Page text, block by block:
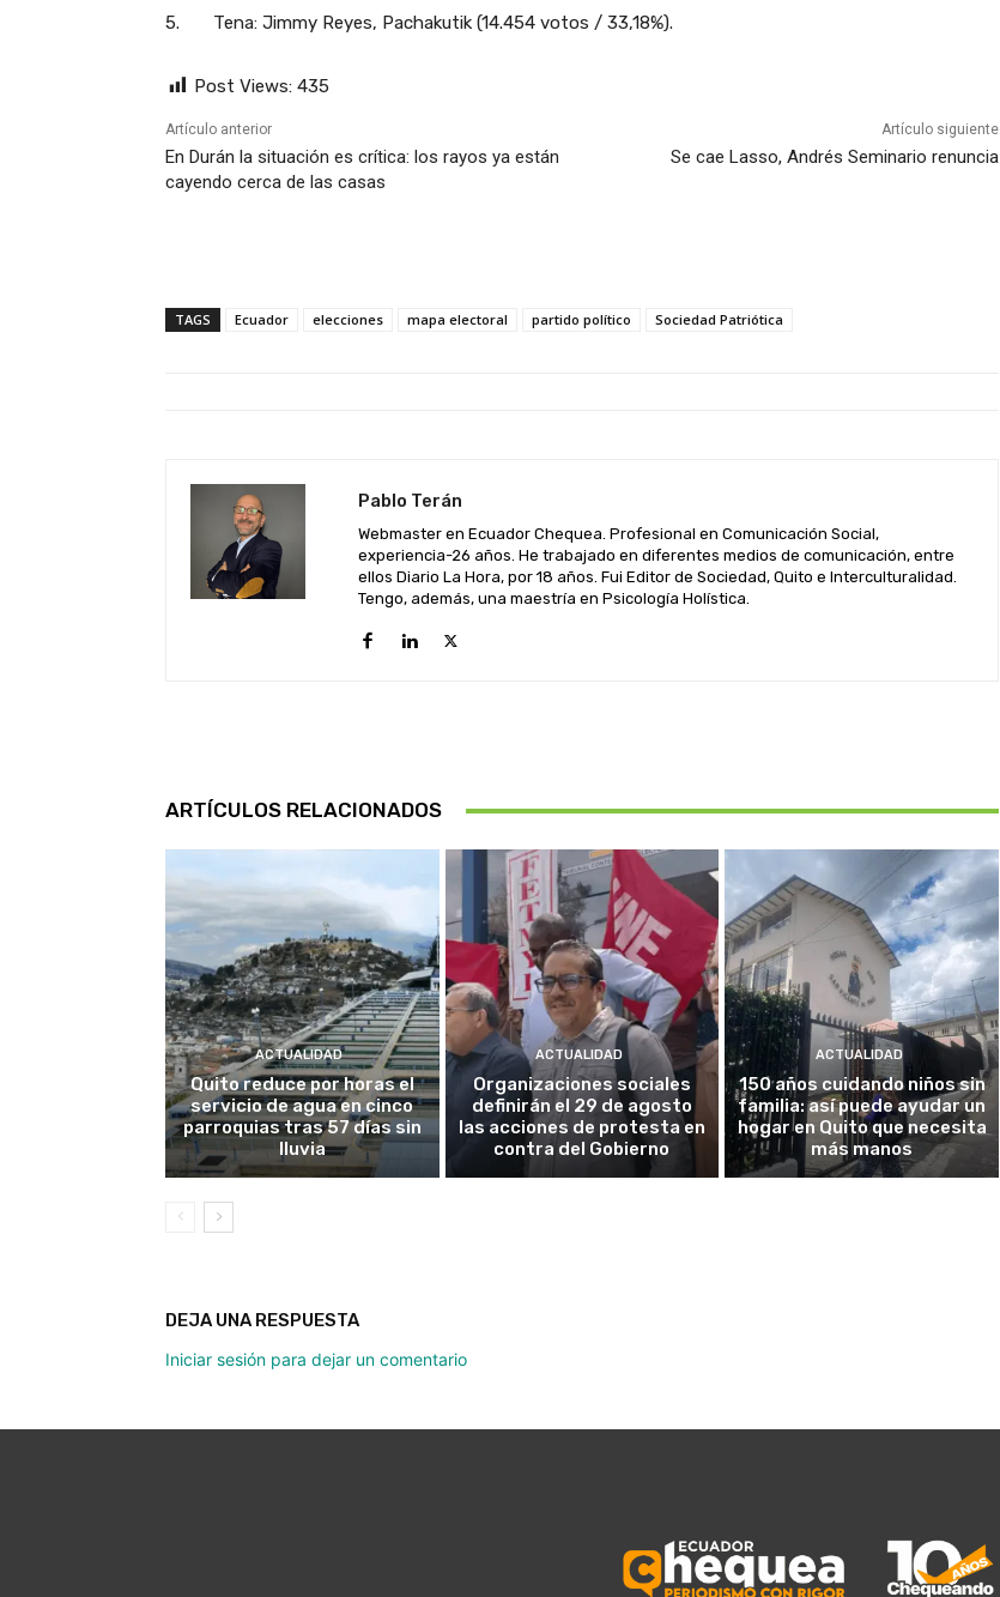
5. Tena: Jimmy Reyes, Pachakutik (14.454 votos / 33,18%).
Post Views: 435
Artículo anterior
En Durán la situación es crítica: los rayos ya están
cayendo cerca de las casas
Artículo siguiente
Se cae Lasso, Andrés Seminario renuncia
TAGS Ecuador elecciones mapa electoral partido político Sociedad Patriótica
Pablo Terán
Webmaster en Ecuador Chequea. Profesional en Comunicación Social,
experiencia-26 años. He trabajado en diferentes medios de comunicación, entre
ellos Diario La Hora, por 18 años. Fui Editor de Sociedad, Quito e Interculturalidad.
Tengo, además, una maestría en Psicología Holística.
ARTÍCULOS RELACIONADOS
ACTUALIDAD
Quito reduce por horas el
servicio de agua en cinco
parroquias tras 57 días sin
lluvia
ACTUALIDAD
Organizaciones sociales
definirán el 29 de agosto
las acciones de protesta en
contra del Gobierno
ACTUALIDAD
150 años cuidando niños sin
familia: así puede ayudar un
hogar en Quito que necesita
más manos
DEJA UNA RESPUESTA
Iniciar sesión para dejar un comentario